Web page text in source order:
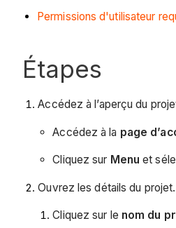
Permissions d'utilisateur
Étapes
Accédez à l’aperçu du
Accédez à la page
Cliquez sur Menu et
Ouvrez les détails du projet.
Cliquez sur le nom du